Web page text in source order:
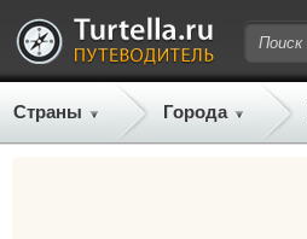
Страны Города